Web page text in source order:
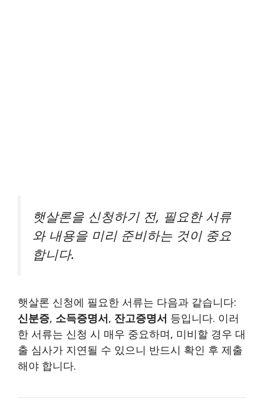
햇살론을 신청하기 전, 필요한 서류
와 내용을 미리 준비하는 것이 중요
합니다.
햇살론 신청에 필요한 서류는 다음과 같습니다:
신분증, 소득증명서, 잔고증명서 등입니다. 이러
한 서류는 신청 시 매우 중요하며, 미비할 경우 대
출 심사가 지연될 수 있으니 반드시 확인 후 제출
해야 합니다.